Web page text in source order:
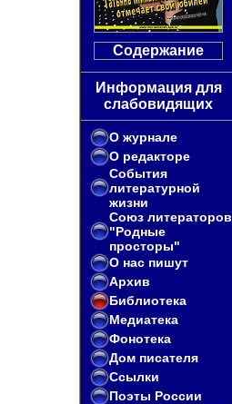
Содержание
Информация для
слабовидящих
О журнале
О редакторе
События
литературной
жизни
Союз литераторов
"Родные
просторы"
О нас пишут
Архив
Библиотека
Медиатека
Фонотека
Дом писателя
Ссылки
Поэты России